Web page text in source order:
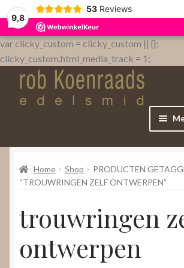
9,8
53 Reviews
var clicky_custom = clicky_custom || {};
clicky_custom.html_media_track = 1;
Home
WebShop
Over
Contact
Home Shop
PRODUCTEN
“TROUWRINGEN ZELF ONTWERPEN”
trouwringen
ontwerpen